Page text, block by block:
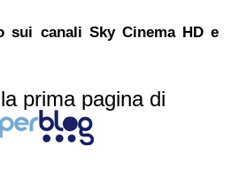
sui canali Sky Cinema HD e
prima pagina di